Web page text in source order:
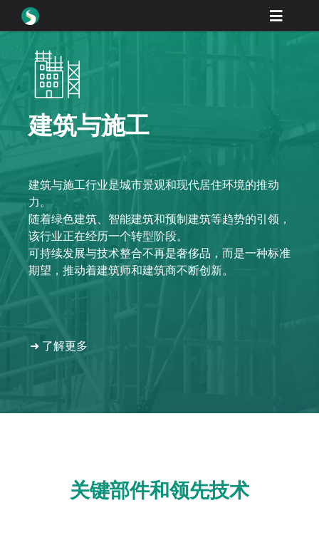
Toggle
产品
下载
学习
产品展示
工业
公司名称
经销商门户网站
我的账户
建筑与施工
建筑与施工行业是城市景观和现代居住环境的推动
力。
随着绿色建筑、智能建筑和预制建筑等趋势的引领，
该行业正在经历一个转型阶段。
可持续发展与技术整合不再是奢侈品，而是一种标准
期望，推动着建筑师和建筑商不断创新。
➜ 了解更多
关键部件和领先技术